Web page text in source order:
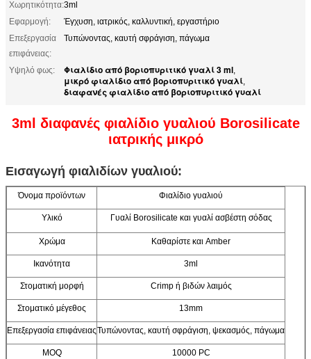
Χωρητικότητα:3ml
Εφαρμογή:
Έγχυση, ιατρικός, καλλυντική, εργαστήριο
Επεξεργασία
επιφάνειας:
Τυπώνοντας, καυτή σφράγιση, πάγωμα
Υψηλό φως: Φιαλίδιο από βοριοπυριτικό γυαλί 3 ml,
μικρό φιαλίδιο από βοριοπυριτικό γυαλί,
διαφανές φιαλίδιο από βοριοπυριτικό γυαλί
3ml διαφανές φιαλίδιο γυαλιού Borosilicate
ιατρικής μικρό
Εισαγωγή φιαλιδίων γυαλιού:
Όνομα προϊόντων Φιαλίδιο γυαλιού
Υλικό Γυαλί Borosilicate και γυαλί ασβέστη σόδας
Χρώμα Καθαρίστε και Amber
Ικανότητα 3ml
Στοματική μορφή Crimp ή βιδών λαιμός
Στοματικό μέγεθος 13mm
Επεξεργασία επιφάνειαςΤυπώνοντας, καυτή σφράγιση, ψεκασμός, πάγωμα
MOQ 10000 PC